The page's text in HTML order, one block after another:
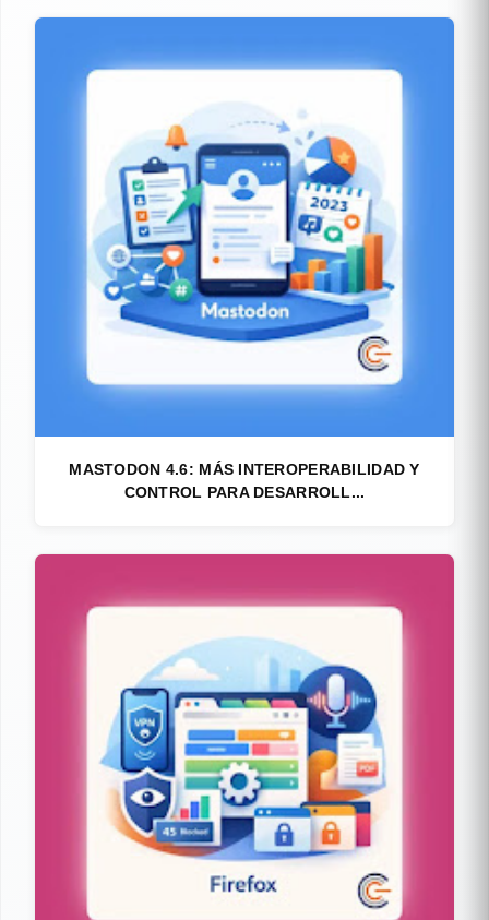
MASTODON 4.6: MÁS INTEROPERABILIDAD Y
CONTROL PARA DESARROLL...